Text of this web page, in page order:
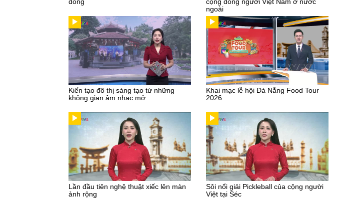
ngoài
Kiến tạo đô thị sáng tạo từ những
không gian âm nhạc mở
Khai mạc lễ hội Đà Nẵng Food Tour
2026
Lần đầu tiên nghệ thuật xiếc lên màn
ảnh rộng
Sôi nổi giải Pickleball của cộng người
Việt tại Séc